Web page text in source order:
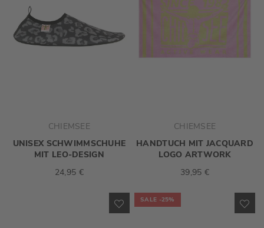
CHIEMSEE
UNISEX SCHWIMMSCHUHE
MIT LEO-DESIGN
24,95 €
CHIEMSEE
HANDTUCH MIT JACQUARD
LOGO ARTWORK
39,95 €
ZURSALE -25%